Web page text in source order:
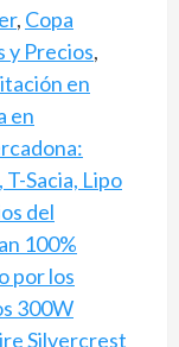
, Copa
y Precios,
en
en
Sacia, Lipo
del
100%
por los
300W
Silvercrest